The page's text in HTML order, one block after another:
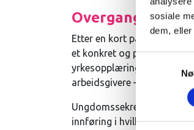
sosiale
dem,
Samtykkevalg
Overgang og
Etter en kort pause tok
et konkret og praksisnært
yrkesopplæringen i Østfold,
arbeidsgivere – og hva
Ungdomssekretær i LO
innføring i hvilke